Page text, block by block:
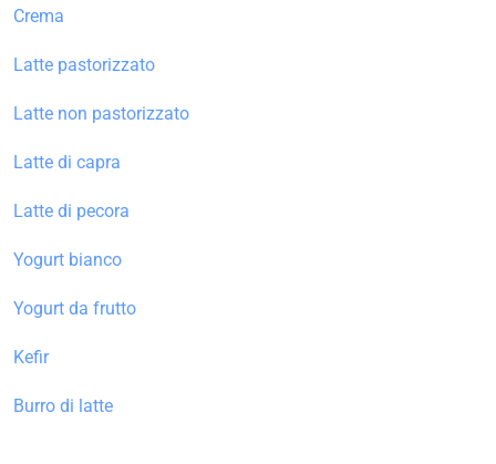
Crema
Latte pastorizzato
Latte non pastorizzato
Latte di capra
Latte di pecora
Yogurt bianco
Yogurt da frutto
Kefir
Burro di latte